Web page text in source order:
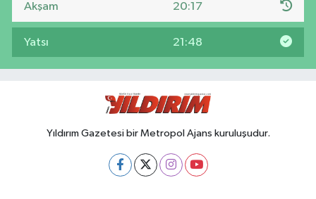
Akşam 20:17
Yatsı 21:48
Yıldırım Gazetesi bir Metropol Ajans kuruluşudur.